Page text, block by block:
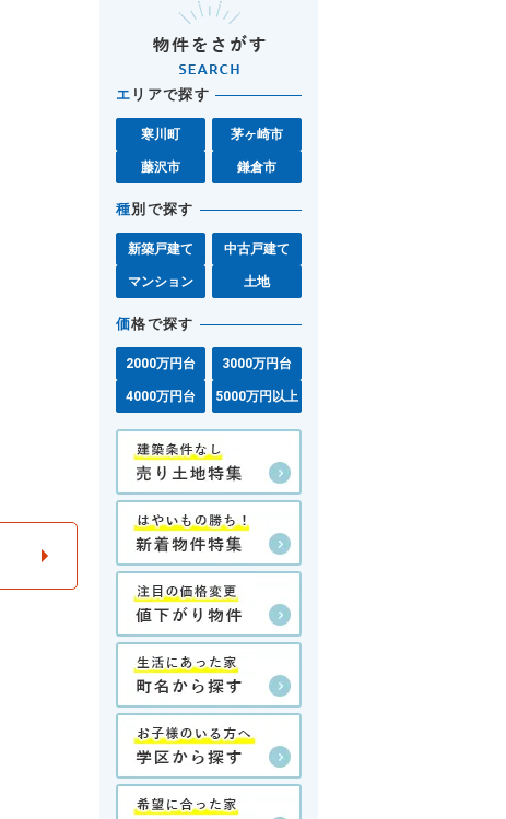
エ リアで探す
寒川町 茅ヶ崎市
藤沢市 鎌倉市
種別で探す
新築戸建て 中古戸建て
マンション 土地
価格で探す
2000万円台 3000万円台
4000万円台 5000万円以上